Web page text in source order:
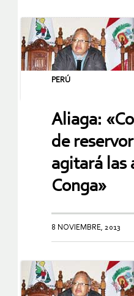
PERÚ
Aliaga:
de
agitará las
Conga»
8 NOVIEMBRE, 2013